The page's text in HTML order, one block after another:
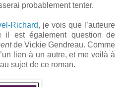
probablement tenter.
Richard, je vois que l’auteure
il est également question de
de Vickie Gendreau. Comme
lien à un autre, et me voilà à
au sujet de ce roman.